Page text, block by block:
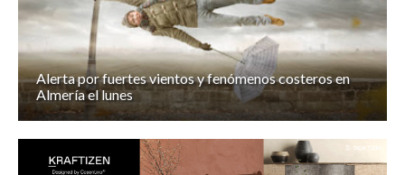
Alerta por fuertes vientos y fenómenos costeros en
Almería el lunes